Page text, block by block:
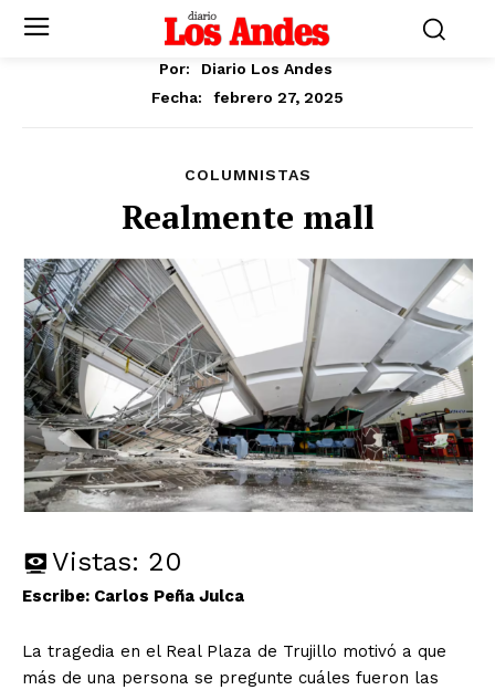
Por:
Diario Los Andes
Fecha:
febrero 27, 2025
COLUMNISTAS
Realmente mall
Vistas: 20
Escribe: Carlos Peña Julca
La tragedia en el Real Plaza de Trujillo motivó a que
más de una persona se pregunte cuáles fueron las